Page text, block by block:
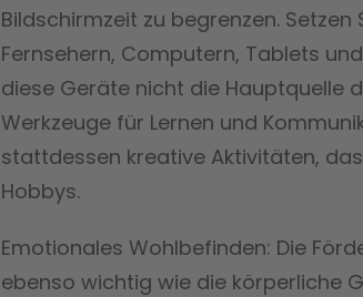
Bildschirmzeit zu begrenzen.
Fernsehern, Computern, Tablets
diese Geräte nicht die Hauptquelle
Werkzeuge für Lernen und
stattdessen kreative Aktivitäten,
Hobbys.
Emotionales Wohlbefinden: Die
ebenso wichtig wie die körperliche